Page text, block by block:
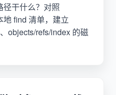
径干什么？对照
find 清单，建立
objects/refs/index 的磁